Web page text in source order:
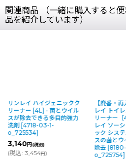
関連商品 （一緒に購入すると
品を紹介しています）
イ ハイジェニックク
ー [4L] - 菌とウイル
去できる多目的強力
4718-03-1-
]
円(税別)
3,454円 )
【廃番・再入荷な
レイ トイレスペー
リーナー［450mL
レイ ソーシャル ハ
ック システム トイ
スの菌とウイルス
8180-03-1-
o_725754 ]